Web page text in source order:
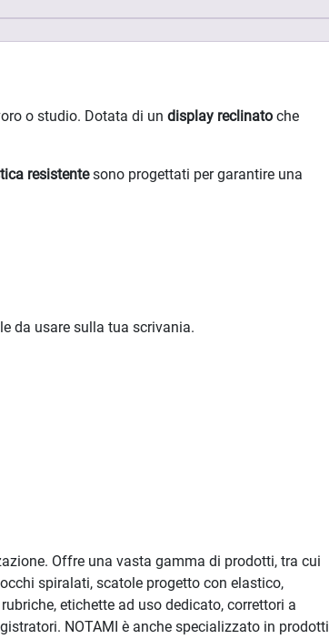
o studio. Dotata di un display reclinato che
resistentesono progettati per garantire una
da usare sulla tua scrivania.
Offre una vasta gamma di prodotti, tra cui
spiralati, scatole progetto con elastico,
etichette ad uso dedicato, correttori a
NOTAMI è anche specializzato in prodotti